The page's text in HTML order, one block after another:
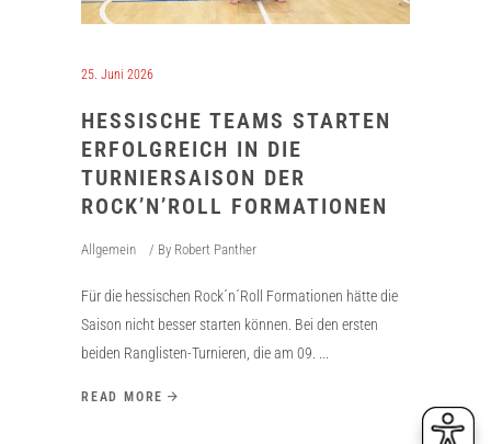
25. Juni 2026
HESSISCHE TEAMS STARTEN
ERFOLGREICH IN DIE
TURNIERSAISON DER
ROCK’N’ROLL FORMATIONEN
Allgemein By Robert Panther
Für die hessischen Rock´n´Roll Formationen hätte die
Saison nicht besser starten können. Bei den ersten
beiden Ranglisten-Turnieren, die am 09.
READ MORE